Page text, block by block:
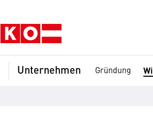
Unternehmen Gründung